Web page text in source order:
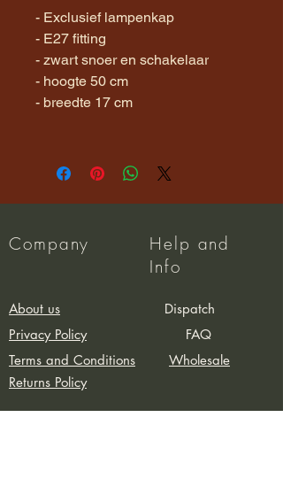
- Exclusief lampenkap
- E27 fitting
- zwart snoer en schakelaar
- hoogte 50 cm
- breedte 17 cm
Company
About us
Privacy Policy
Terms and Conditions
Help and
Info
Dispatch
FAQ
Wholesale
Returns Policy